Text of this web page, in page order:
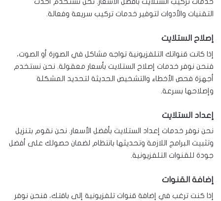
خدمات تركيب الستلايت بأفضل الأسعار. نحن نستخدم أحدث
التقنيات والأدوات لتوفير خدمات تركيب سريعة وفعالة.
إصلاح الستلايت
إذا كانت قنواتك التلفزيونية تواجه مشاكل في الصورة أو الصوت،
فنحن نوفر خدمات إصلاح الستلايت بأسعار معقولة. نحن نستخدم
أجهزة فحص الأخطاء والتشخيص الحديثة لتحديد المشكلة
وإصلاحها بسرعة.
إعداد الستلايت
نحن نوفر خدمات إعداد الستلايت بأفضل الأسعار. نحن نقوم بتنزيل
وتثبيت البرامج اللازمة وتحديثها بانتظام لضمان حصولك على أفضل
جودة للقنوات التلفزيونية.
إضافة القنوات
إذا كنت ترغب في إضافة قنوات تلفزيونية إلى باقتك، فنحن نوفر